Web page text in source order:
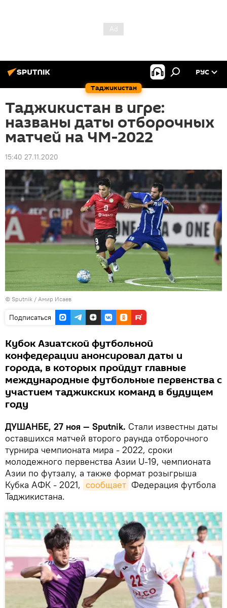
Таджикистан
РУС
Таджикистан в игре:
названы даты отборочных
матчей на ЧМ-2022
15:40 27.11.2020
© Sputnik / Амир Исаев
Подписаться
Кубок Азиатской футбольной
конфедерации анонсировал даты и
города, в которых пройдут главные
международные футбольные первенства с
участием таджикских команд в будущем
году
ДУШАНБЕ, 27 ноя — Sputnik. Стали известны даты
оставшихся матчей второго раунда отборочного
турнира чемпионата мира - 2022, сроки
молодежного первенства Азии U-19, чемпионата
Азии по футзалу, а также формат розыгрыша
Кубка АФК - 2021, сообщает Федерация футбола
Таджикистана.